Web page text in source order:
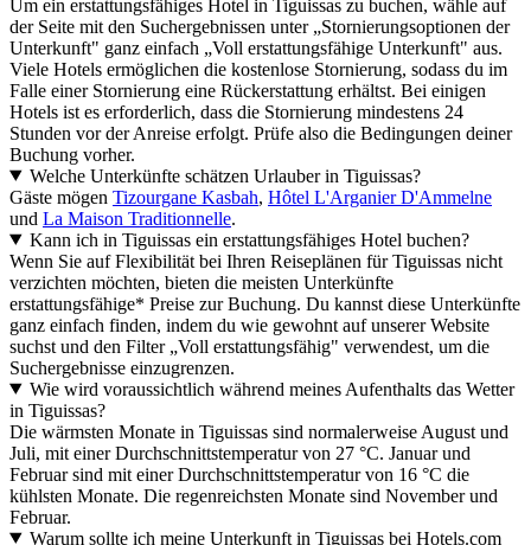
Um ein erstattungsfähiges Hotel in Tiguissas zu buchen, wähle auf
der Seite mit den Suchergebnissen unter „Stornierungsoptionen der
Unterkunft" ganz einfach „Voll erstattungsfähige Unterkunft" aus.
Viele Hotels ermöglichen die kostenlose Stornierung, sodass du im
Falle einer Stornierung eine Rückerstattung erhältst. Bei einigen
Hotels ist es erforderlich, dass die Stornierung mindestens 24
Stunden vor der Anreise erfolgt. Prüfe also die Bedingungen deiner
Buchung vorher.
Welche Unterkünfte schätzen Urlauber in Tiguissas?
Gäste mögen Tizourgane Kasbah, Hôtel L'Arganier D'Ammelne
und La Maison Traditionnelle.
Kann ich in Tiguissas ein erstattungsfähiges Hotel buchen?
Wenn Sie auf Flexibilität bei Ihren Reiseplänen für Tiguissas nicht
verzichten möchten, bieten die meisten Unterkünfte
erstattungsfähige* Preise zur Buchung. Du kannst diese Unterkünfte
ganz einfach finden, indem du wie gewohnt auf unserer Website
suchst und den Filter „Voll erstattungsfähig" verwendest, um die
Suchergebnisse einzugrenzen.
Wie wird voraussichtlich während meines Aufenthalts das Wetter
in Tiguissas?
Die wärmsten Monate in Tiguissas sind normalerweise August und
Juli, mit einer Durchschnittstemperatur von 27 °C. Januar und
Februar sind mit einer Durchschnittstemperatur von 16 °C die
kühlsten Monate. Die regenreichsten Monate sind November und
Februar.
Warum sollte ich meine Unterkunft in Tiguissas bei Hotels.com